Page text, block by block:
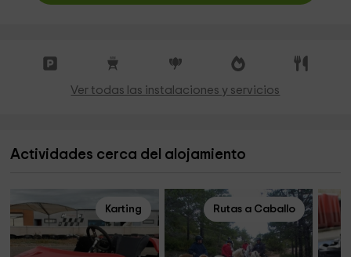
Ver todas las instalaciones y servicios
Actividades cerca del alojamiento
Karting Rutas a Caballo